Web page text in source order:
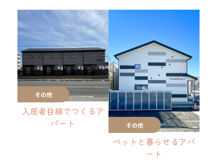
その他
入居者目線でつくるア
パート
その他
ペットと暮らせるアパ
ート